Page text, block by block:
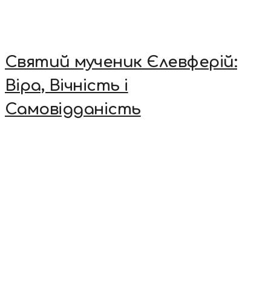
Святий мученик Єлевферій:
Віра, Вічність і
Самовідданість